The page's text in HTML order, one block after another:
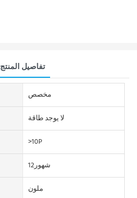
تفاصيل المنتج
مخصص
لا يوجد طاقة
>10P
شهور12
ملون